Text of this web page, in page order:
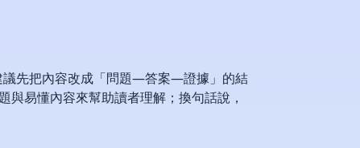
議先把內容改成「問題—答案—證據」的結
易懂內容來幫助讀者理解；換句話說，